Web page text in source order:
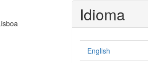
Idioma
English